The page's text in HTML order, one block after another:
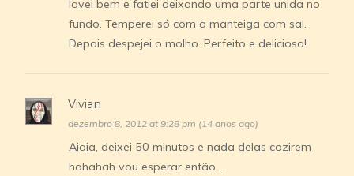
lavei bem e fatiei deixando uma parte unida no
fundo. Temperei só com a manteiga com sal.
Depois despejei o molho. Perfeito e delicioso!
Vivian
dezembro 8, 2012 at 9:28 pm (14 anos ago)
Aiaia, deixei 50 minutos e nada delas cozirem
hahahah vou esperar então…